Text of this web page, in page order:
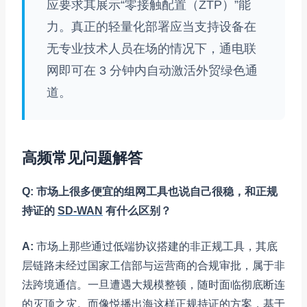
应要求其展示“零接触配置（ZTP）”能
力。真正的轻量化部署应当支持设备在
无专业技术人员在场的情况下，通电联
网即可在 3 分钟内自动激活外贸绿色通
道。
高频常见问题解答
Q: 市场上很多便宜的组网工具也说自己很稳，和正规
持证的 SD-WAN 有什么区别？
A: 市场上那些通过低端协议搭建的非正规工具，其底
层链路未经过国家工信部与运营商的合规审批，属于非
法跨境通信。一旦遭遇大规模整顿，随时面临彻底断连
的灭顶之灾。而像悦播出海这样正规持证的方案，基于